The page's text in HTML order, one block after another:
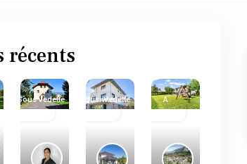
récents
Vedette
Sous
Vedette
Immobilier
ExclusivitéImmobilier
A